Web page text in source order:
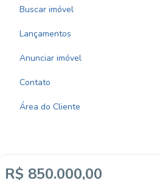
R$ 850.000,00
Buscar imóvel
Lançamentos
Anunciar imóvel
Contato
Área do Cliente